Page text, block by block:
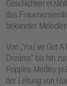
Geschichten
das
bekannter
Von „You´ve Got
Dreams” bis hin
Poppins-Medley
der Leitung von